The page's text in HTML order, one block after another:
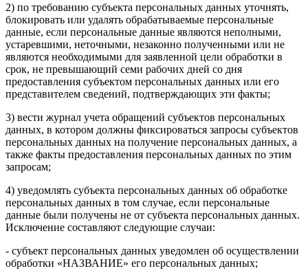
2) по требованию субъекта персональных данных уточнять,
блокировать или удалять обрабатываемые персональные
данные, если персональные данные являются неполными,
устаревшими, неточными, незаконно полученными или не
являются необходимыми для заявленной цели обработки в
срок, не превышающий семи рабочих дней со дня
предоставления субъектом персональных данных или его
представителем сведений, подтверждающих эти факты;
3) вести журнал учета обращений субъектов персональных
данных, в котором должны фиксироваться запросы субъектов
персональных данных на получение персональных данных, а
также факты предоставления персональных данных по этим
запросам;
4) уведомлять субъекта персональных данных об обработке
персональных данных в том случае, если персональные
данные были получены не от субъекта персональных данных.
Исключение составляют следующие случаи:
- субъект персональных данных уведомлен об осуществлении
обработки «НАЗВАНИЕ» его персональных данных;